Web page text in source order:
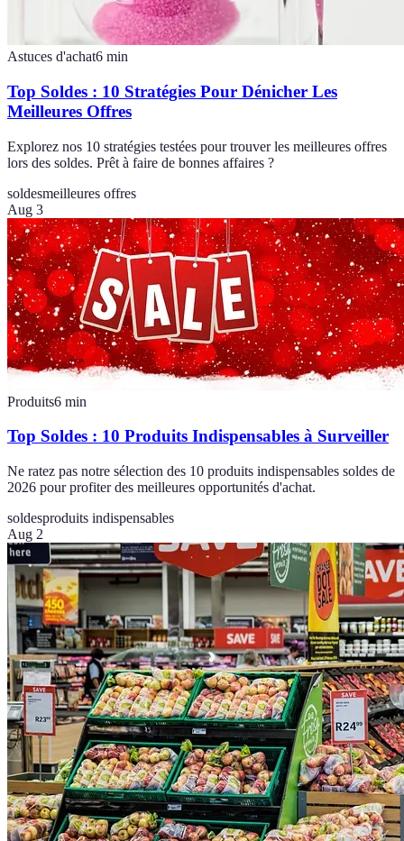
Astuces d'achat6 min
Top Soldes : 10 Stratégies Pour Dénicher Les
Meilleures Offres
Explorez nos 10 stratégies testées pour trouver les meilleures offres
lors des soldes. Prêt à faire de bonnes affaires ?
soldesmeilleures offres
Aug 3
Produits6 min
Top Soldes : 10 Produits Indispensables à Surveiller
Ne ratez pas notre sélection des 10 produits indispensables soldes de
2026 pour profiter des meilleures opportunités d'achat.
soldesproduits indispensables
Aug 2